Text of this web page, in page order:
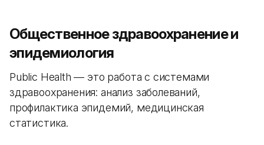
Общественное здравоохранение и
эпидемиология
Public Health — это работа с системами
здравоохранения: анализ заболеваний,
профилактика эпидемий, медицинская
статистика.